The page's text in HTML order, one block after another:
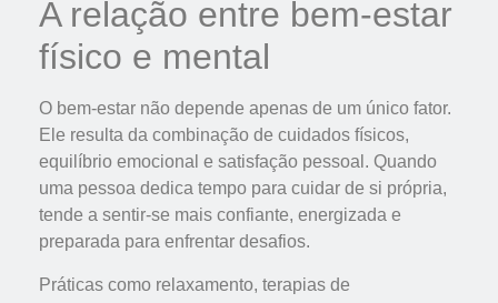
A relação entre bem-estar
físico e mental
O bem-estar não depende apenas de um único fator.
Ele resulta da combinação de cuidados físicos,
equilíbrio emocional e satisfação pessoal. Quando
uma pessoa dedica tempo para cuidar de si própria,
tende a sentir-se mais confiante, energizada e
preparada para enfrentar desafios.
Práticas como relaxamento, terapias de